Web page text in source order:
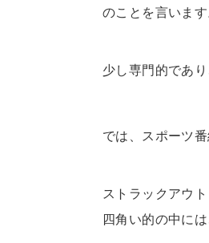
のことを言います
少し専門的であ
では、スポーツ
ストラックアウ
四角い的の中に